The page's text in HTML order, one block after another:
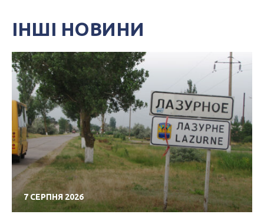
ІНШІ НОВИНИ
7 СЕРПНЯ 2026